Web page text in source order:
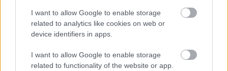
I want to allow Google to enable storage
related to analytics like cookies on web or
device identifiers in apps.
I want to allow Google to enable storage
related to functionality of the website or app.
legfrissebb információkkal és exkluzív tartalmakkal hétről hétre
postaládájába érkezik!